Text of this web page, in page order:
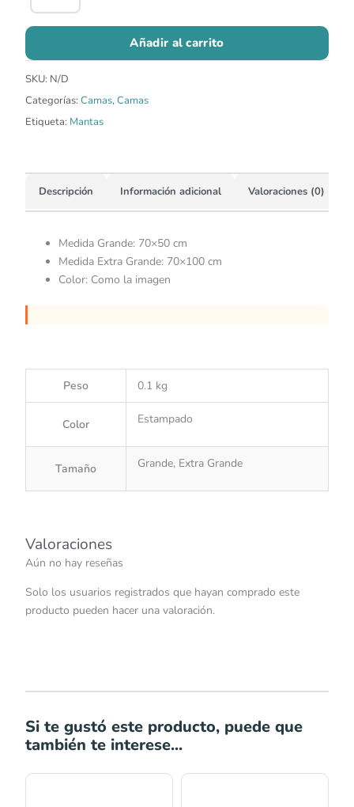
Añadir al carrito
SKU: N/D
Categorías: Camas,Camas
Etiqueta: Mantas
Descripción Información adicional Valoraciones (0)
Medida Grande: 70×50 cm
Medida Extra Grande: 70×100 cm
Color: Como la imagen
Peso 0.1 kg
Color Estampado
Tamaño Grande, Extra Grande
Valoraciones
Aún no hay reseñas
Solo los usuarios registrados que hayan comprado este
producto pueden hacer una valoración.
Si te gustó este producto, puede que
también te interese...